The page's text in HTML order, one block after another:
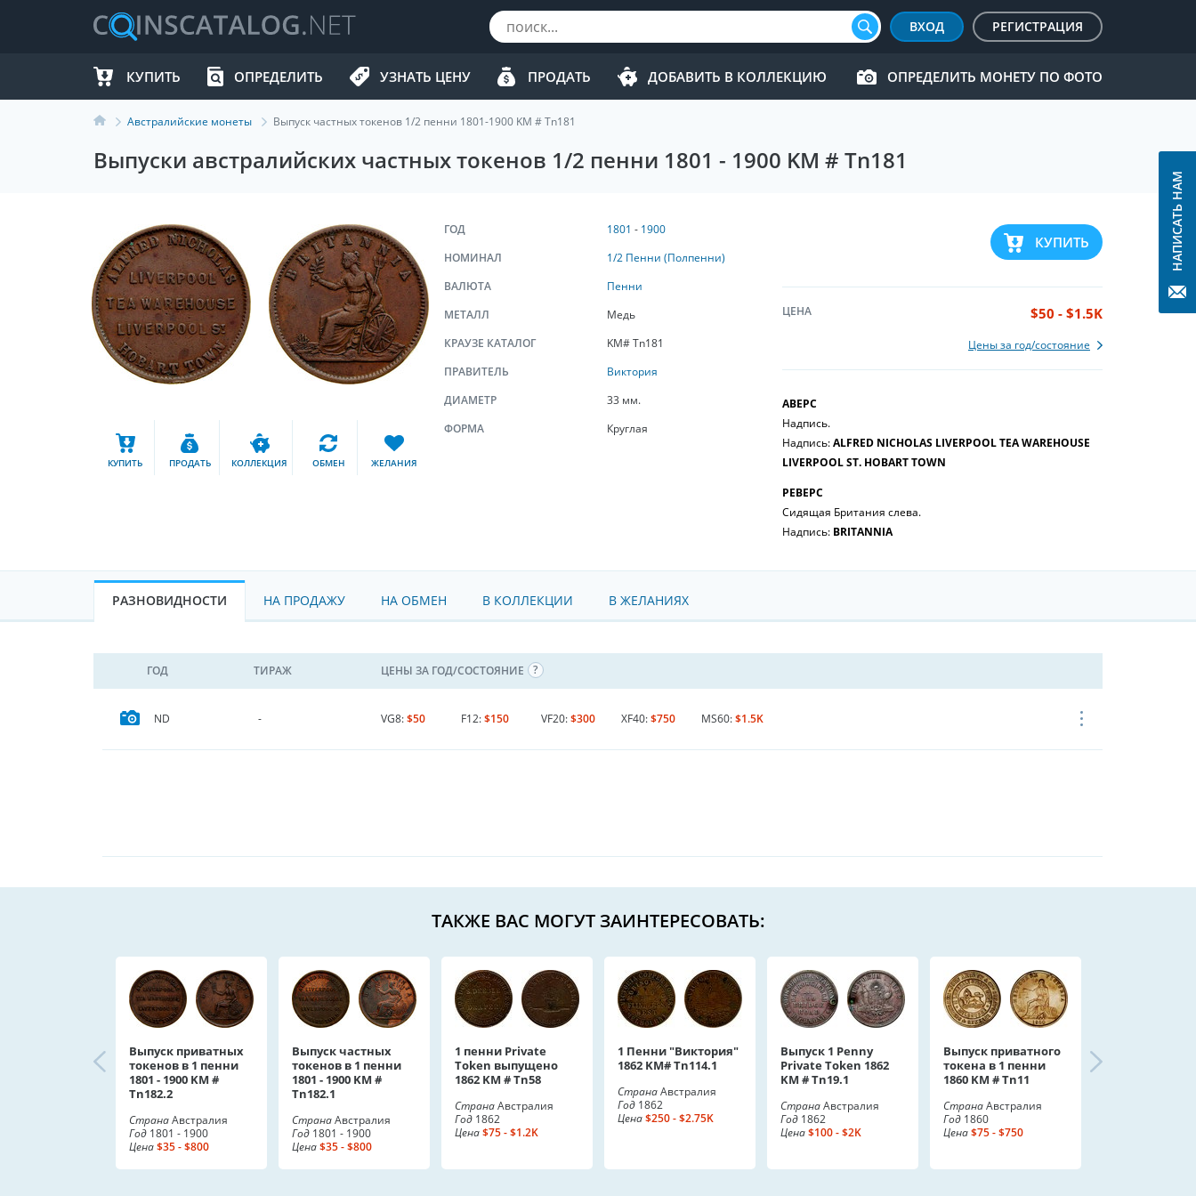
ВХОД РЕГИСТРАЦИЯ
КУПИТЬ ОПРЕДЕЛИТЬ УЗНАТЬ ЦЕНУ ПРОДАТЬ ДОБАВИТЬ В КОЛЛЕКЦИЮ ОПРЕДЕЛИТЬ МОНЕТУ ПО ФОТО
Австралийские монеты Выпуск частных токенов 1/2 пенни 1801-1900 KM # Tn181
Выпуски австралийских частных токенов 1/2 пенни 1801 - 1900 KM # Tn181
КУПИТЬ ПРОДАТЬ КОЛЛЕКЦИЯ ОБМЕН ЖЕЛАНИЯ
КУПИТЬ
ЦЕНА $50 - $1.5K
Цены за год/состояние
АВЕРС
Надпись.
Надпись:ALFRED NICHOLAS LIVERPOOL TEA WAREHOUSE
LIVERPOOL ST. HOBART TOWN
РЕВЕРС
Сидящая Британия слева.
Надпись: BRITANNIA
ГОД 1801 - 1900
НОМИНАЛ
1/2 Пенни (Полпенни)
ВАЛЮТА
Пенни
МЕТАЛЛ
Медь
КРАУЗЕ КАТАЛОГ
KM# Tn181
ПРАВИТЕЛЬ
Виктория
ДИАМЕТР
33 мм.
ФОРМА
Круглая
РАЗНОВИДНОСТИ НА ПРОДАЖУ НА ОБМЕН В КОЛЛЕКЦИИ В ЖЕЛАНИЯХ
ГОД ТИРАЖ ЦЕНЫ ЗА ГОД/СОСТОЯНИЕ
ND - VG8:$50 F12:$150 VF20:$300 XF40:$750 MS60:$1.5K
ТАКЖЕ ВАС МОГУТ ЗАИНТЕРЕСОВАТЬ:
Выпуск приватных
токенов в 1 пенни
1801 - 1900 KM #
Tn182.2
СтранаАвстралия
Год 1801 - 1900
Цена$35 - $800
Выпуск частных
токенов в 1 пенни
1801 - 1900 KM #
Tn182.1
СтранаАвстралия
Год 1801 - 1900
Цена$35 - $800
1 пенни Private
Token выпущено
1862 KM # Tn58
СтранаАвстралия
Год 1862
Цена$75 - $1.2K
1 Пенни "Виктория"
1862 KM# Tn114.1
СтранаАвстралия
Год 1862
Цена$250 - $2.75K
Выпуск 1 Penny
Private Token 1862
KM # Tn19.1
СтранаАвстралия
Год 1862
Цена$100 - $2K
Выпуск приватного
токена в 1 пенни
1860 KM # Tn11
СтранаАвстралия
Год 1860
Цена$75 - $750
НАПИСАТЬ НАМ